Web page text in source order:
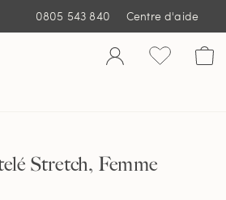
0805 543 840 Centre d'aide
Stretch, Femme